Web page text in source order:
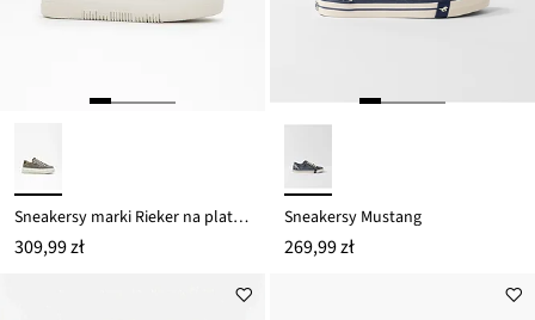
Sneakersy marki Rieker na platformie
309,99 zł
Sneakersy Mustang
269,99 zł